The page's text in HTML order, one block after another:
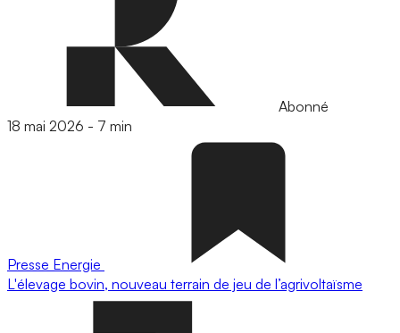
Abonné
18 mai 2026 - 7 min
Presse Energie
L'élevage bovin, nouveau terrain de jeu de l’agrivoltaïsme